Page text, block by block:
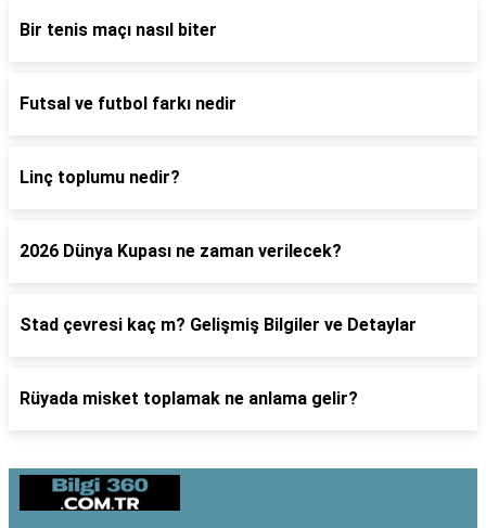
Bir tenis maçı nasıl biter
Futsal ve futbol farkı nedir
Linç toplumu nedir?
2026 Dünya Kupası ne zaman verilecek?
Stad çevresi kaç m? Gelişmiş Bilgiler ve Detaylar
Rüyada misket toplamak ne anlama gelir?